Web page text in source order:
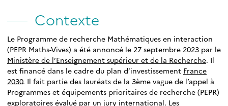
Contexte
Le Programme de recherche Mathématiques en interaction
(PEPR Maths-Vives) a été annoncé le 27 septembre 2023 par le
Ministère de l’Enseignement supérieur et de la Recherche. Il
est financé dans le cadre du plan d’investissement France
2030. Il fait partie des lauréats de la 3ème vague de l’appel à
Programmes et équipements prioritaires de recherche (PEPR)
exploratoires évalué par un jury international. Les